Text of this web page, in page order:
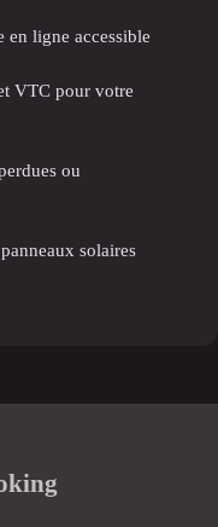
en ligne accessible
VTC pour votre
ou
solaires